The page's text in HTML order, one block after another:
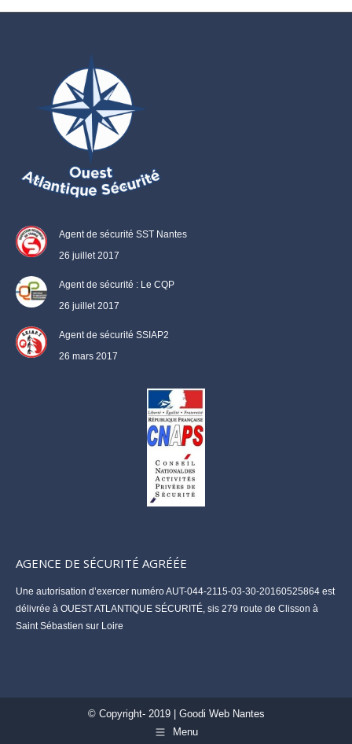
Agent de sécurité SST Nantes
26 juillet 2017
Agent de sécurité : Le CQP
26 juillet 2017
Agent de sécurité SSIAP2
26 mars 2017
AGENCE DE SÉCURITÉ AGRÉÉE
Une autorisation d’exercer numéro AUT-044-2115-03-30-20160525864 est
délivrée à OUEST ATLANTIQUE SÉCURITÉ, sis 279 route de Clisson à
Saint Sébastien sur Loire
© Copyright- 2019 | Goodi Web Nantes
Menu